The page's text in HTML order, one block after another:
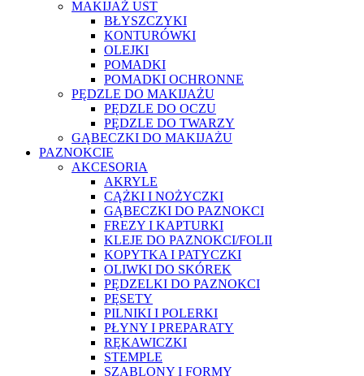
MAKIJAŻ UST
BŁYSZCZYKI
KONTURÓWKI
OLEJKI
POMADKI
POMADKI OCHRONNE
PĘDZLE DO MAKIJAŻU
PĘDZLE DO OCZU
PĘDZLE DO TWARZY
GĄBECZKI DO MAKIJAŻU
PAZNOKCIE
AKCESORIA
AKRYLE
CĄŻKI I NOŻYCZKI
GĄBECZKI DO PAZNOKCI
FREZY I KAPTURKI
KLEJE DO PAZNOKCI/FOLII
KOPYTKA I PATYCZKI
OLIWKI DO SKÓREK
PĘDZELKI DO PAZNOKCI
PĘSETY
PILNIKI I POLERKI
PŁYNY I PREPARATY
RĘKAWICZKI
STEMPLE
SZABLONY I FORMY